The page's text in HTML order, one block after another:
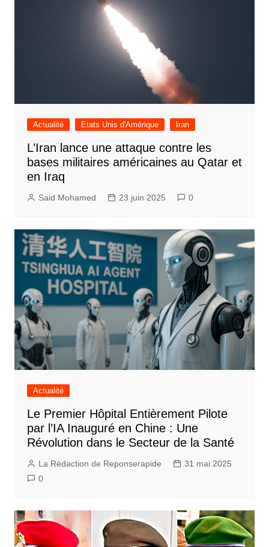
Actualité Etats Unis d'Amérique Iran
L’Iran lance une attaque contre les
bases militaires américaines au Qatar et
en Iraq
Said Mohamed 23 juin 2025 0
Actualité
Le Premier Hôpital Entièrement Pilote
par l’IA Inauguré en Chine : Une
Révolution dans le Secteur de la Santé
La Rédaction de Reponserapide
31 mai 2025
0